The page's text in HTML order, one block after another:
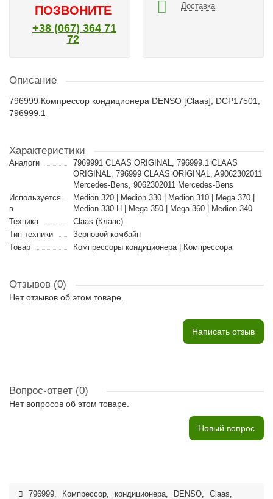
ПОЗВОНИТЕ
+38 (067) 364 71
72
Доставка
Описание
796999 Компрессор кондиционера DENSO [Claas], DCP17501,
796999.1
Характеристики
Аналоги
7969991 CLAAS ORIGINAL, 796999.1 CLAAS
ORIGINAL, 796999 CLAAS ORIGINAL, A9062302011
Mercedes-Bens, 9062302011 Mercedes-Bens
Используется
в
Medion 320 | Medion 330 | Medion 310 | Mega 370 |
Medion 330 H | Mega 350 | Mega 360 | Medion 340
Техника
Claas (Клаас)
Тип техники
Зерновой комбайн
Товар
Компрессоры кондиционера | Компрессора
Отзывов (0)
Нет отзывов об этом товаре.
Написать отзыв
Вопрос-ответ (0)
Нет вопросов об этом товаре.
Новый вопрос
796999, Компрессор, кондиционера, DENSO, Claas,